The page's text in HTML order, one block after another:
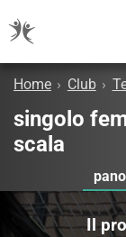
Home › Club ›
singolo
scala
Il